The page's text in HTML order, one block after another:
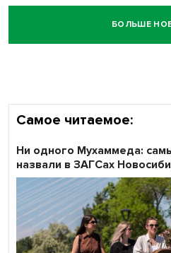
БОЛЬШЕ
Самое читаемое:
Ни одного Мухаммеда:
назвали в ЗАГСах